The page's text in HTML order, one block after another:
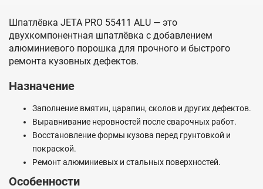
Шпатлёвка JETA PRO 55411 ALU — это
двухкомпонентная шпатлёвка с добавлением
алюминиевого порошка для прочного и быстрого
ремонта кузовных дефектов.
Назначение
Заполнение вмятин, царапин, сколов и других дефектов.
Выравнивание неровностей после сварочных работ.
Восстановление формы кузова перед грунтовкой и
покраской.
Ремонт алюминиевых и стальных поверхностей.
Особенности